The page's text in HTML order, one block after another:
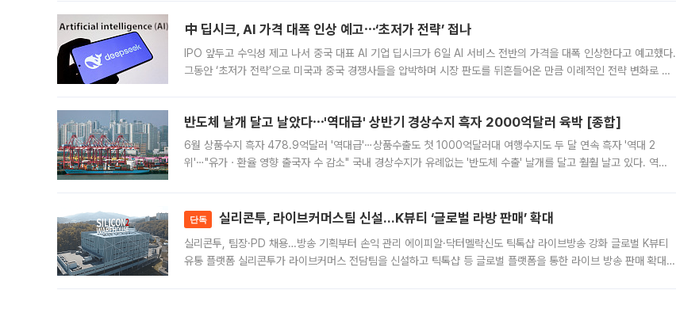
中 딥시크, AI 가격 대폭 인상 예고⋯‘초저가 전략’ 접나
IPO 앞두고 수익성 제고 나서 중국 대표 AI 기업 딥시크가 6일 AI 서비스 전반의 가격을 대폭 인상한다고 예고했다.
그동안 ‘초저가 전략’으로 미국과 중국 경쟁사들을 압박하며 시장 판도를 뒤흔들어온 만큼 이례적인 전략 변화로 평
반도체 날개 달고 날았다⋯'역대급' 상반기 경상수지 흑자 2000억달러 육박 [종합]
6월 상품수지 흑자 478.9억달러 '역대급'⋯상품수출도 첫 1000억달러대 여행수지도 두 달 연속 흑자 '역대 2
위'⋯"유가ㆍ환율 영향 출국자 수 감소" 국내 경상수지가 유례없는 '반도체 수출' 날개를 달고 훨훨 날고 있다. 역대
단독 실리콘투, 라이브커머스팀 신설…K뷰티 ‘글로벌 라방 판매’ 확대
실리콘투, 팀장·PD 채용…방송 기획부터 손익 관리 에이피알·닥터멜락신도 틱톡샵 라이브방송 강화 글로벌 K뷰티
유통 플랫폼 실리콘투가 라이브커머스 전담팀을 신설하고 틱톡샵 등 글로벌 플랫폼을 통한 라이브 방송 판매 확대에